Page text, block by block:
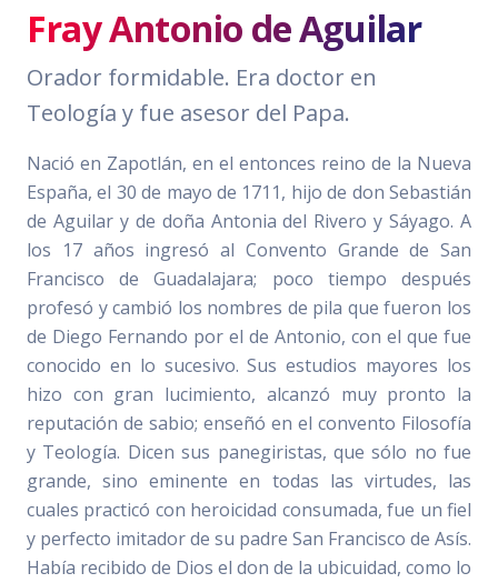
Fray Antonio de Aguilar
Orador formidable. Era doctor en
Teología y fue asesor del Papa.
Nació en Zapotlán, en el entonces reino de la Nueva
España, el 30 de mayo de 1711, hijo de don Sebastián
de Aguilar y de doña Antonia del Rivero y Sáyago. A
los 17 años ingresó al Convento Grande de San
Francisco de Guadalajara; poco tiempo después
profesó y cambió los nombres de pila que fueron los
de Diego Fernando por el de Antonio, con el que fue
conocido en lo sucesivo. Sus estudios mayores los
hizo con gran lucimiento, alcanzó muy pronto la
reputación de sabio; enseñó en el convento Filosofía
y Teología. Dicen sus panegiristas, que sólo no fue
grande, sino eminente en todas las virtudes, las
cuales practicó con heroicidad consumada, fue un fiel
y perfecto imitador de su padre San Francisco de Asís.
Había recibido de Dios el don de la ubicuidad, como lo